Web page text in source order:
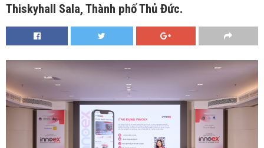
Thiskyhall Sala, Thành phố Thủ Đức.